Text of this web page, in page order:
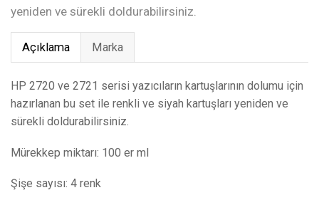
yeniden ve sürekli doldurabilirsiniz.
Açıklama Marka
HP 2720 ve 2721 serisi yazıcıların kartuşlarının dolumu için
hazırlanan bu set ile renkli ve siyah kartuşları yeniden ve
sürekli doldurabilirsiniz.
Mürekkep miktarı: 100 er ml
Şişe sayısı: 4 renk